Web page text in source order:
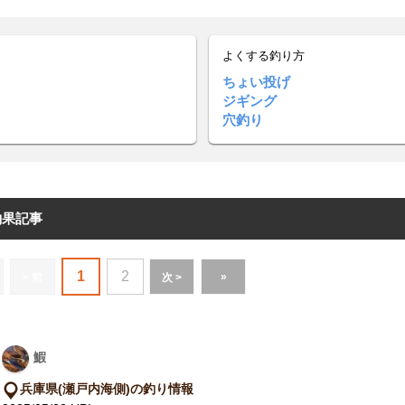
よくする釣り方
ちょい投げ
ジギング
穴釣り
記事
1 2 次 > »
鰕
兵庫県(瀬戸内海側)の釣り情報